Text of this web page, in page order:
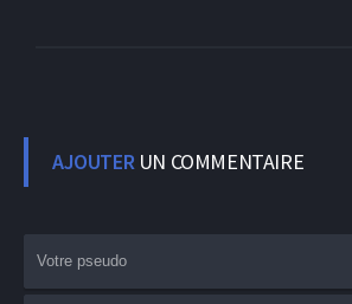
AJOUTERUN COMMENTAIRE